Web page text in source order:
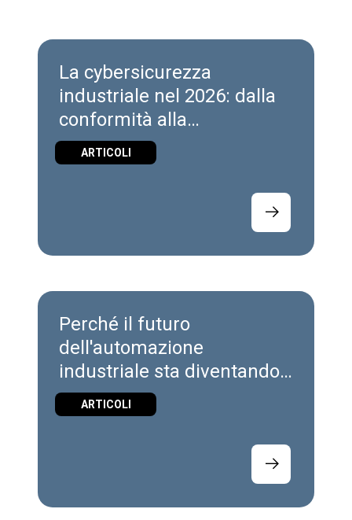
La cybersicurezza
industriale nel 2026: dalla
conformità alla
responsabilità per l'intero
ciclo di vita
ARTICOLI
Perché il futuro
dell'automazione
industriale sta diventando
"software-defined"
ARTICOLI